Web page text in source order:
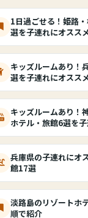
1日過ごせる！姫路
選を子連れにオスス
キッズルームあり！
選を子連れにオスス
キッズルームあり！
ホテル・旅館6選を
兵庫県の子連れにオ
館17選
淡路島のリゾートホ
順で紹介